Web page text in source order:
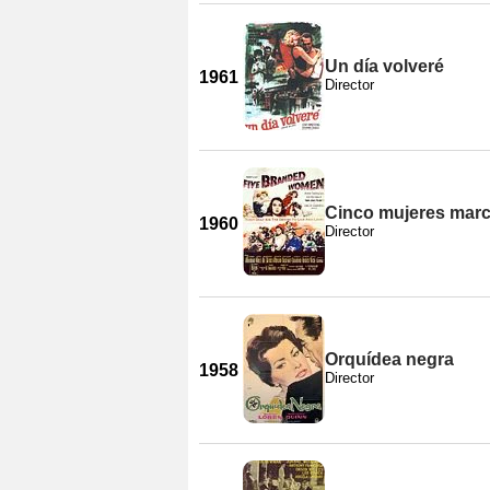
1961
Un día volveré
Director
1960
Cinco mujeres
Director
1958
Orquídea negra
Director